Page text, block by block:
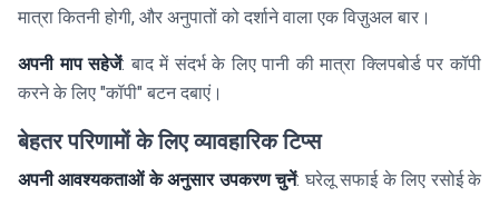
मात्रा कितनी होगी, और अनुपातों को दर्शाने वाला एक विज़ुअल बार।
अपनी माप सहेजें: बाद में संदर्भ के लिए पानी की मात्रा क्लिपबोर्ड पर कॉपी
करने के लिए "कॉपी" बटन दबाएं।
बेहतर परिणामों के लिए व्यावहारिक टिप्स
अपनी आवश्यकताओं के अनुसार उपकरण चुनें: घरेलू सफाई के लिए रसोई के